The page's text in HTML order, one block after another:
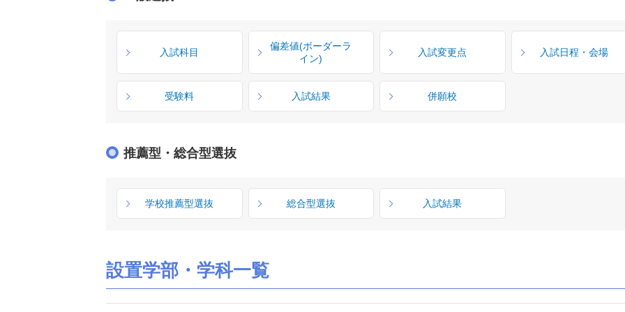
入試科目
偏差値(ボーダーラ
イン)
入試変更点 入試日程・会場
受験料 入試結果 併願校
推薦型・総合型選抜
学校推薦型選抜 総合型選抜 入試結果
設置学部・学科一覧